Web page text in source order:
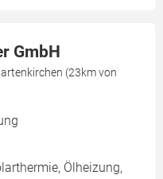
GmbH
(23km von
Ölheizung,